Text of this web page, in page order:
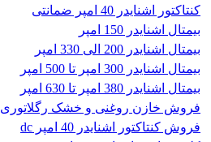
کنتاکتور اشنایدر 40 امپر ضمانتی
بیمتال اشنایدر 150 امپر
بیمتال اشنایدر 200 الی 330 امپر
بیمتال اشنایدر 300 امپر تا 500 امپر
بیمتال اشنایدر 380 امپر تا 630 امپر
فروش خازن روغنی و خشک رگلاتوری
فروش کنتاکتور اشنایدر 40 امپر dc